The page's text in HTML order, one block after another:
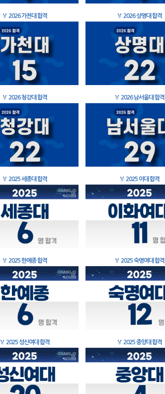
🏅 2026 가천대 합격 🏅 2026 상명대 합격
🏅 2026 청강대 합격 🏅 2026 남서울대 합격
🏅 2025 세종대 합격 🏅 2025 이대 합격
🏅 2025 한예종 합격 🏅 2025 숙명여대 합격
🏅 2025 성신여대 합격 🏅 2025 중앙대 합격